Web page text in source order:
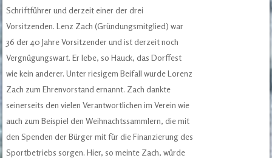
Schriftführer und derzeit einer der drei
Vorsitzenden. Lenz Zach (Gründungsmitglied) war
36 der 40 Jahre Vorsitzender und ist derzeit noch
Vergnügungswart. Er lebe, so Hauck, das Dorffest
wie kein anderer. Unter riesigem Beifall wurde Lorenz
Zach zum Ehrenvorstand ernannt. Zach dankte
seinerseits den vielen Verantwortlichen im Verein wie
auch zum Beispiel den Weihnachtssammlern, die mit
den Spenden der Bürger mit für die Finanzierung des
Sportbetriebs sorgen. Hier, so meinte Zach, würde